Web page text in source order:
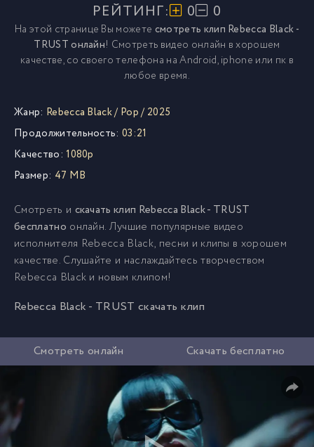
РЕЙТИНГ: 0 0
На этой странице Вы можете смотреть клип Rebecca Black -
TRUST онлайн! Смотреть видео онлайн в хорошем
качестве, со своего телефона на Android, iphone или пк в
любое время.
Жанр: Rebecca Black/ Pop/ 2025
Продолжительность: 03:21
Качество: 1080p
Размер: 47 MB
Смотреть и скачать клип Rebecca Black - TRUST
бесплатно онлайн. Лучшие популярные видео
исполнителя Rebecca Black, песни и клипы в хорошем
качестве. Слушайте и наслаждайтесь творчеством
Rebecca Black и новым клипом!
Rebecca Black - TRUST скачать клип
Смотреть онлайн Скачать бесплатно